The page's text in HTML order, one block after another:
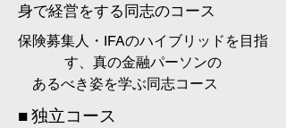
身で経営をする同志のコース
保険募集人・IFAのハイブリッド を目指
す、真の金融パーソンの
あるべき姿を学ぶ同志コース
■ 独立コース